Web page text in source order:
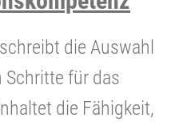
die Auswahl
für das
die Fähigkeit,